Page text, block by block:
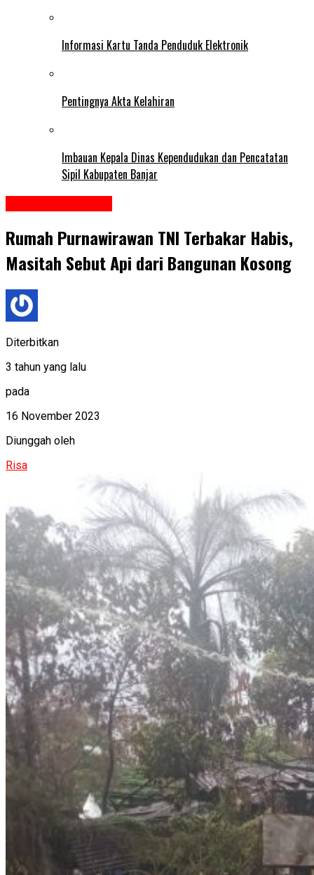
Informasi Kartu Tanda Penduduk Elektronik
Pentingnya Akta Kelahiran
Imbauan Kepala Dinas Kependudukan dan Pencatatan
Sipil Kabupaten Banjar
Rumah Purnawirawan TNI Terbakar Habis,
Masitah Sebut Api dari Bangunan Kosong
Diterbitkan
3 tahun yang lalu
pada
16 November 2023
Diunggah oleh
Risa